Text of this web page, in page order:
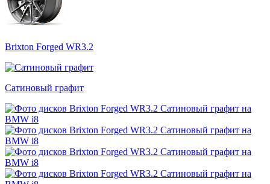
Brixton Forged WR3.2
Сатиновый графит